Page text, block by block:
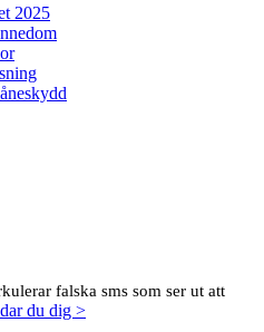
2025
falska sms som ser ut att
du dig >